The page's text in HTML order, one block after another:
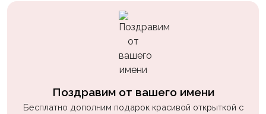
Поздравим от вашего имени
Бесплатно дополним подарок красивой открыткой с